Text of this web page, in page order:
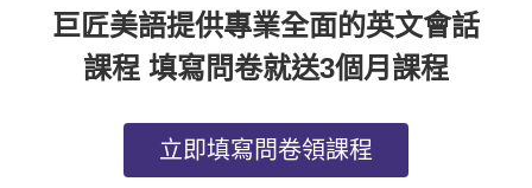
巨匠美語提供專業全面的英文會話
課程 填寫問卷就送3個月課程
立即填寫問卷領課程